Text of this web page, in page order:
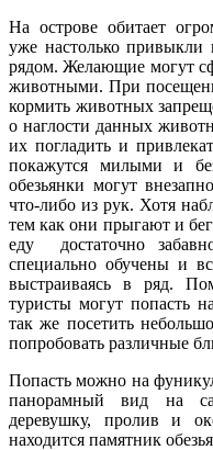
На острове обитает
уже настолько привыкли
рядом. Желающие могут
животными. При
кормить животных
о наглости данных
их погладить и
покажутся милыми и
обезьянки могут
что-либо из рук. Хотя
тем как они прыгают и
еду достаточно
специально обучены и
выстраиваясь в ряд.
туристы могут попасть
так же посетить
попробовать различные
Попасть можно на
панорамный вид на
деревушку, пролив и
находится памятник